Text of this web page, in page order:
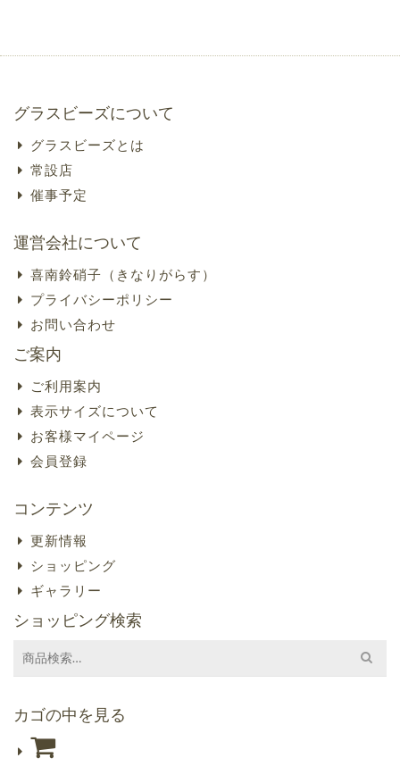
グラスビーズについて
グラスビーズとは
常設店
催事予定
運営会社について
喜南鈴硝子（きなりがらす）
プライバシーポリシー
お問い合わせ
ご案内
ご利用案内
表示サイズについて
お客様マイページ
会員登録
コンテンツ
更新情報
ショッピング
ギャラリー
ショッピング検索
Search
カゴの中を見る